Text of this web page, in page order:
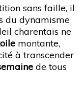
sans faille, il
du dynamisme
charentais ne
montante,
à transcender
de tous